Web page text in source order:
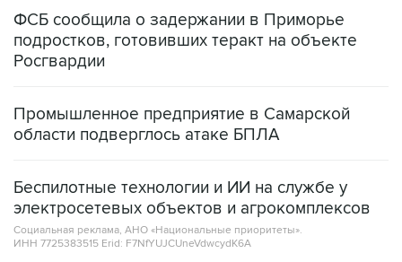
ФСБ сообщила о задержании в Приморье
подростков, готовивших теракт на объекте
Росгвардии
Промышленное предприятие в Самарской
области подверглось атаке БПЛА
Беспилотные технологии и ИИ на службе у
электросетевых объектов и агрокомплексов
Социальная реклама, АНО «Национальные приоритеты».
ИНН 7725383515 Erid: F7NfYUJCUneVdwcydK6A